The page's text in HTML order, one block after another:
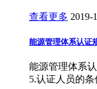
查看更多 2019-
能源管理体系认证
能源管理体系
5.认证人员的